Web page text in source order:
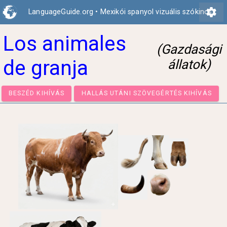
LanguageGuide.org • Mexikói spanyol vizuális szókincs
settings
Los animales
de granja
(Gazdasági
állatok)